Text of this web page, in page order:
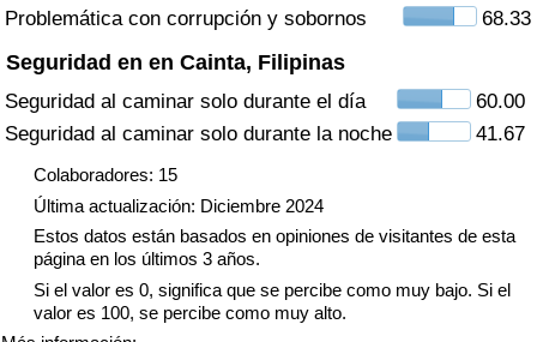
Problemática con corrupción y sobornos
68.33
Seguridad en en Cainta, Filipinas
Seguridad al caminar solo durante el día
60.00
Seguridad al caminar solo durante la noche
41.67
Colaboradores: 15
Última actualización: Diciembre 2024
Estos datos están basados en opiniones de visitantes de esta
página en los últimos 3 años.
Si el valor es 0, significa que se percibe como muy bajo. Si el
valor es 100, se percibe como muy alto.
Índice de Tráfico
Índice de Tráfico (Actual)
Índice de Tráfico por País